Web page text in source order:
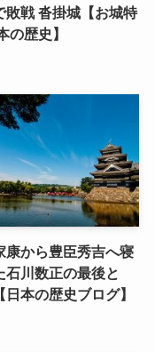
敗戦 沓掛城【お城特
の歴史】
康から豊臣秀吉へ寝
石川数正の最後と
日本の歴史ブログ】